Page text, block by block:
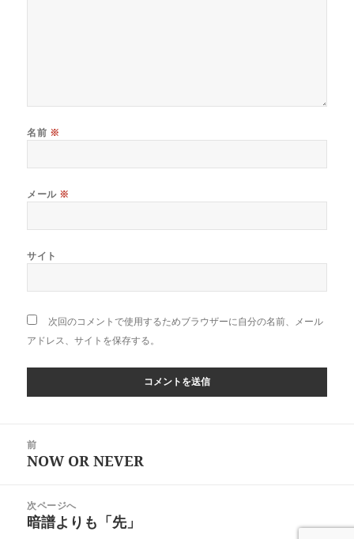
名前 ※
メール ※
サイト
次回のコメントで使用するためブラウザーに自分の名前、メール
アドレス、サイトを保存する。
前
前
投
稿:
NOW OR NEVER
次ページへ
次
暗譜よりも「先」